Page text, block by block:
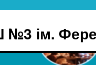
ім.